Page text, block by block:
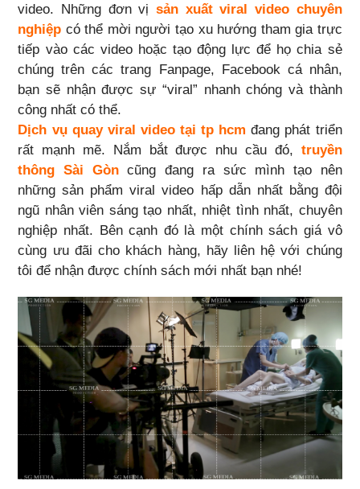
video. Những đơn vị sản xuất viral video chuyên
nghiệp có thể mời người tạo xu hướng tham gia trực
tiếp vào các video hoặc tạo động lực để họ chia sẻ
chúng trên các trang Fanpage, Facebook cá nhân,
bạn sẽ nhận được sự “viral” nhanh chóng và thành
công nhất có thể.
Dịch vụ quay viral video tại tp hcm đang phát triển
rất mạnh mẽ. Nắm bắt được nhu cầu đó, truyền
thông Sài Gòn cũng đang ra sức mình tạo nên
những sản phẩm viral video hấp dẫn nhất bằng đội
ngũ nhân viên sáng tạo nhất, nhiệt tình nhất, chuyên
nghiệp nhất. Bên cạnh đó là một chính sách giá vô
cùng ưu đãi cho khách hàng, hãy liên hệ với chúng
tôi để nhận được chính sách mới nhất bạn nhé!